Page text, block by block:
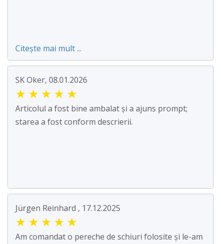
Citește mai mult ...
SK Oker, 08.01.2026
★ ★ ★ ★ ★
Articolul a fost bine ambalat și a ajuns prompt;
starea a fost conform descrierii.
Jürgen Reinhard , 17.12.2025
★ ★ ★ ★ ★
Am comandat o pereche de schiuri folosite și le-am